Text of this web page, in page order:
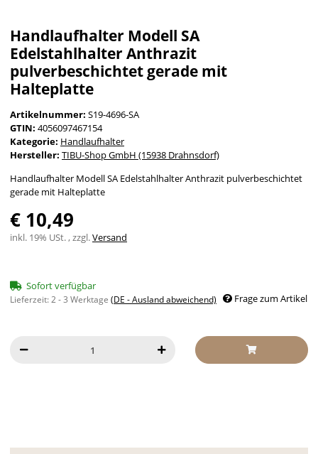
Handlaufhalter Modell SA
Edelstahlhalter Anthrazit
pulverbeschichtet gerade mit
Halteplatte
Artikelnummer: S19-4696-SA
GTIN: 4056097467154
Kategorie: Handlaufhalter
Hersteller: TIBU-Shop GmbH (15938 Drahnsdorf)
Handlaufhalter Modell SA Edelstahlhalter Anthrazit pulverbeschichtet
gerade mit Halteplatte
€ 10,49
inkl. 19% USt. , zzgl.Versand
Sofort verfügbar
Lieferzeit:2 - 3 Werktage (DE - Ausland abweichend) Frage zum Artikel